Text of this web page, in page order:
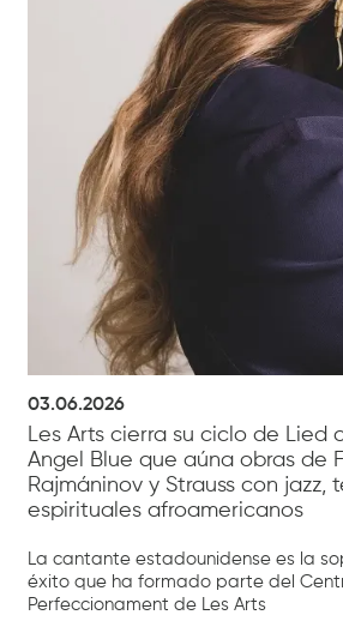
03.06.2026
Les Arts cierra su ciclo de Lied
Angel Blue que aúna obras de
Rajmáninov y Strauss con jazz,
espirituales afroamericanos
La cantante estadounidense es la
éxito que ha formado parte del
Perfeccionament de Les Arts